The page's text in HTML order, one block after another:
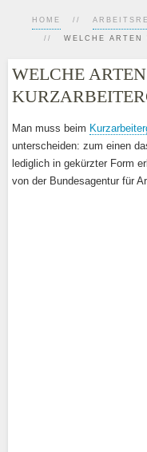
HOME
WELCHE ARTEN
WELCHE
Man muss beim
unterscheiden: zum einen
lediglich in gekürzter Form
von der Bundesagentur für